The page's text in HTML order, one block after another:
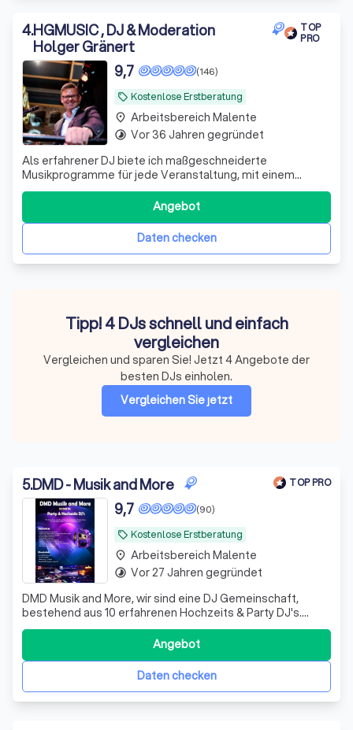
4.HGMUSIC , DJ & Moderation
Holger Gränert
TOP
PRO
local_offer Kostenlose Erstberatung
(146)
9,7
Als erfahrener DJ biete ich maßgeschneiderte
Musikprogramme für jede Veranstaltung, mit einem
breiten Repertoire und Fokus auf Kundenzufriedenheit.
Fordern Sie ein kostenloses Angebot an.
Daten checken
Angebot
place Arbeitsbereich Malente
timelapse Vor 36 Jahren gegründet
Tipp! 4 DJs schnell und einfach
vergleichen
Vergleichen und sparen Sie! Jetzt 4 Angebote der
besten DJs einholen.
Vergleichen Sie jetzt
5.DMD - Musik and More TOP PRO
local_offer Kostenlose Erstberatung
(90)
9,7
DMD Musik and More, wir sind eine DJ Gemeinschaft,
bestehend aus 10 erfahrenen Hochzeits & Party DJ's.
Jahrelanger Erfahrung und einem guten Gespür für die
passende Musik auf Ihren Event.
Daten checken
Angebot
place Arbeitsbereich Malente
timelapse Vor 27 Jahren gegründet